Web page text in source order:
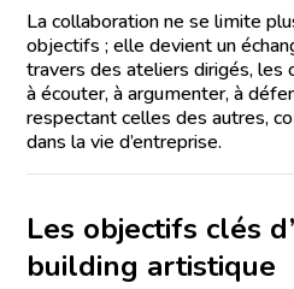
La collaboration ne se limite
objectifs ; elle devient un
travers des ateliers dirigés, les
à écouter, à argumenter, à
respectant celles des autres,
dans la vie d’entreprise.
Les objectifs clés
building artistique